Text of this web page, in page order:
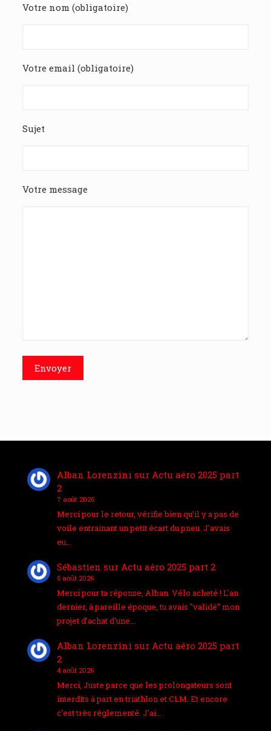
Votre nom (obligatoire)
Votre email (obligatoire)
Sujet
Votre message
Alban Lorenzini sur Actu aéro 2025 part
2
7 août 2026
Merci pour le retour, vérifie bien qu'il y a pas de
voile entrainant un petit écart du pneu. J'avais
eu…
Sébastien sur Actu aéro 2025 part 2
6 août 2026
Merci pour ta réponse, Alban. Vélo acheté ! L'an
dernier, à pareille époque, tu avais "validé" mon
projet d'achat d'une…
Alban Lorenzini sur Actu aéro 2025 part
2
4 août 2026
Merci, Juste parce que les prolongateurs sont
interdits à part en triathlon et CLM. Et encore
c'est très réglementé. J'ai…